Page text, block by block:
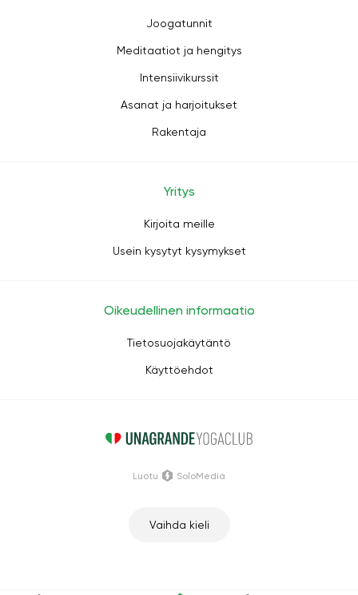
Joogatunnit
Meditaatiot ja hengitys
Intensiivikurssit
Asanat ja harjoitukset
Rakentaja
Yritys
Kirjoita meille
Usein kysytyt kysymykset
Oikeudellinen informaatio
Tietosuojakäytäntö
Käyttöehdot
Vaihda kieli
Luotu SoloMedia